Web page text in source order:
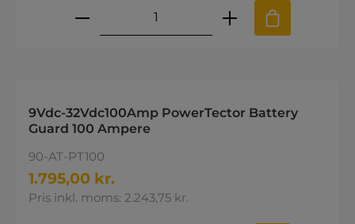
Produktmængde: Indtast den
9Vdc-32Vdc100Amp PowerTector Battery
Guard 100 Ampere
90-AT-PT100
1.795,00 kr.
Pris inkl. moms: 2.243,75 kr.